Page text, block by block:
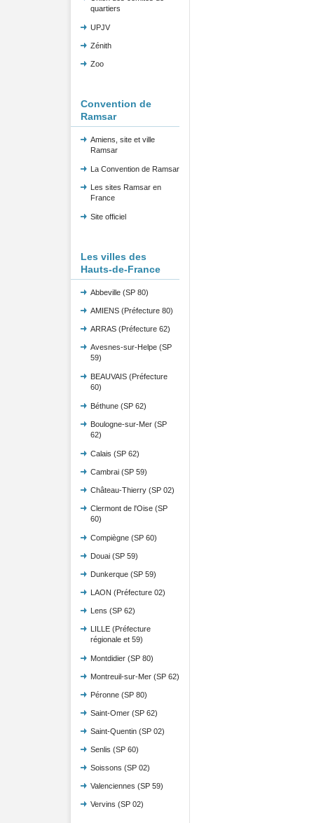
quartiers
UPJV
Zénith
Zoo
Convention de
Ramsar
Amiens, site et ville
Ramsar
La Convention de Ramsar
Les sites Ramsar en
France
Site officiel
Les villes des
Hauts-de-France
Abbeville (SP 80)
AMIENS (Préfecture 80)
ARRAS (Préfecture 62)
Avesnes-sur-Helpe (SP
59)
BEAUVAIS (Préfecture
60)
Béthune (SP 62)
Boulogne-sur-Mer (SP
62)
Calais (SP 62)
Cambrai (SP 59)
Château-Thierry (SP 02)
Clermont de l'Oise (SP
60)
Compiègne (SP 60)
Douai (SP 59)
Dunkerque (SP 59)
LAON (Préfecture 02)
Lens (SP 62)
LILLE (Préfecture
régionale et 59)
Montdidier (SP 80)
Montreuil-sur-Mer (SP 62)
Péronne (SP 80)
Saint-Omer (SP 62)
Saint-Quentin (SP 02)
Senlis (SP 60)
Soissons (SP 02)
Valenciennes (SP 59)
Vervins (SP 02)